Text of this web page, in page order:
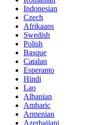
Indonesian
Czech
Afrikaans
Swedish
Polish
Basque
Catalan
Esperanto
Hindi
Lao
Albanian
Amharic
Armenian
Azerbaijani